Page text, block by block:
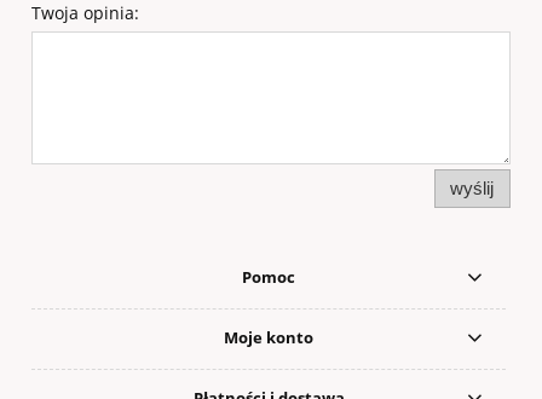
Twoja opinia:
wyślij
Pomoc
Moje konto